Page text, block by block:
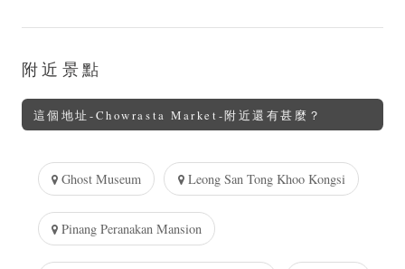
附近景點
這個地址-Chowrasta Market-附近還有甚麼？
Ghost Museum Leong San Tong Khoo Kongsi
Pinang Peranakan Mansion